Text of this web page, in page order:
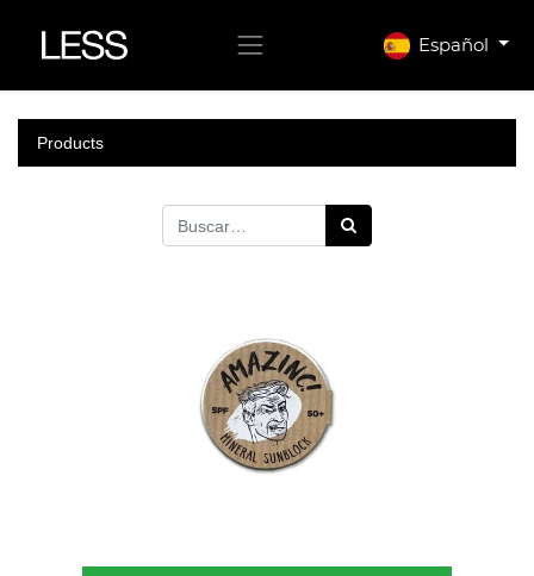
Español
Products